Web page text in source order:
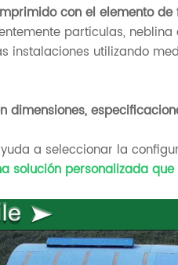
con el elemento de
partículas,
instalaciones utilizando
dimensiones,
a seleccionar la
solución personalizada